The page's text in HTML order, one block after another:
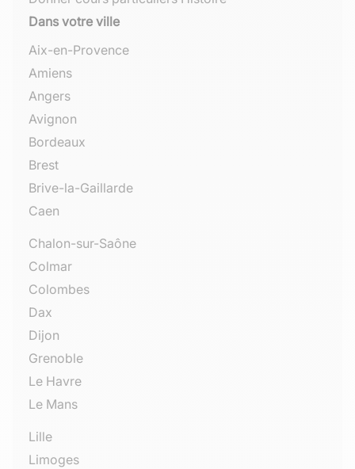
Dans votre ville
Aix-en-Provence
Amiens
Angers
Avignon
Bordeaux
Brest
Brive-la-Gaillarde
Caen
Chalon-sur-Saône
Colmar
Colombes
Dax
Dijon
Grenoble
Le Havre
Le Mans
Lille
Limoges